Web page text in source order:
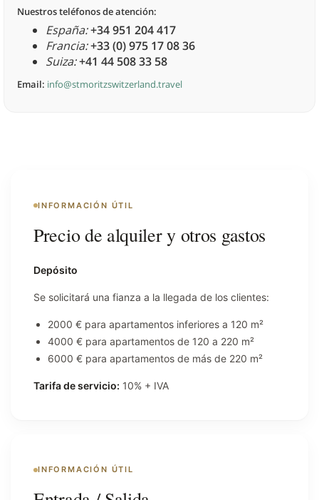
Nuestros teléfonos de atención:
España:+34 951 204 417
Francia:+33 (0) 975 17 08 36
Suiza:+41 44 508 33 58
Email: info@stmoritzswitzerland.travel
INFORMACIÓN ÚTIL
Precio de alquiler y otros gastos
Depósito
Se solicitará una fianza a la llegada de los clientes:
2000 € para apartamentos inferiores a 120 m²
4000 € para apartamentos de 120 a 220 m²
6000 € para apartamentos de más de 220 m²
Tarifa de servicio: 10% + IVA
INFORMACIÓN ÚTIL